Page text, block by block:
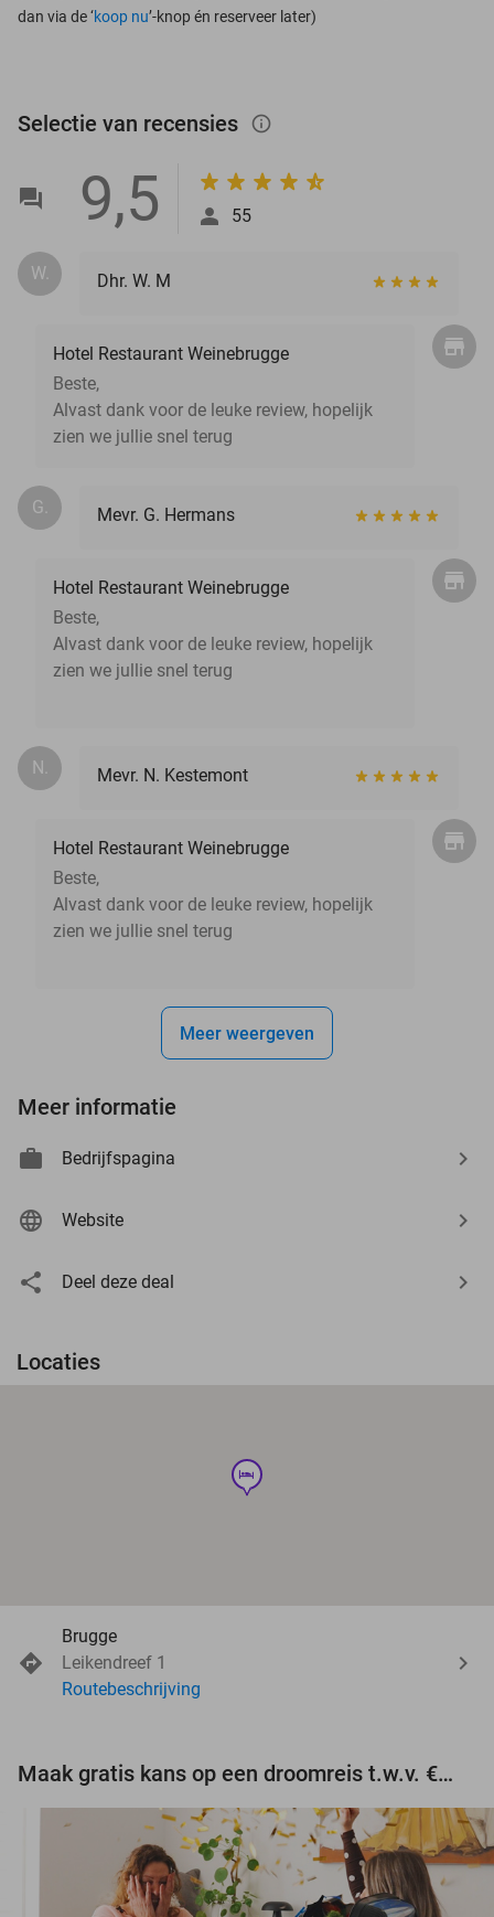
dan via de ‘koop nu’-knop én reserveer later)
Selectie van recensies info_outlined
9,5 55
W. Dhr. W. M
Hotel Restaurant Weinebrugge
Beste,
Alvast dank voor de leuke review, hopelijk
zien we jullie snel terug
G. Mevr. G. Hermans
Hotel Restaurant Weinebrugge
Beste,
Alvast dank voor de leuke review, hopelijk
zien we jullie snel terug
N. Mevr. N. Kestemont
Hotel Restaurant Weinebrugge
Beste,
Alvast dank voor de leuke review, hopelijk
zien we jullie snel terug
Meer weergeven
Meer informatie
Bedrijfspagina
Website
Deel deze deal
Locaties
hotel
Brugge
Leikendreef 1
Routebeschrijving
Maak gratis kans op een droomreis t.w.v. €3.000!